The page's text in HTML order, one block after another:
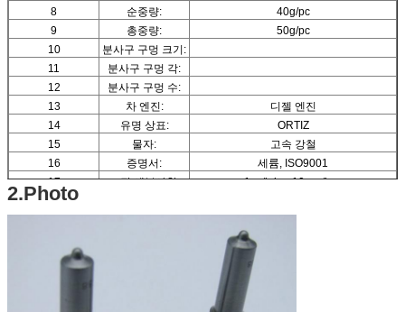
8
순중량:
40g/pc
9
총중량:
50g/pc
10
분사구 구멍 크기:
11
분사구 구멍 각:
12
분사구 구멍 수:
13
차 엔진:
디젤 엔진
14
유명 상표:
ORTIZ
15
물자:
고속 강철
16
증명서:
세륨, ISO9001
17
포장 세부사항:
1pc/tube, 10pcs/box
18
2.Photo